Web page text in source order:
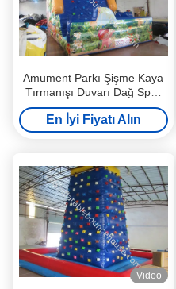
Amument Parkı Şişme Kaya
Tırmanışı Duvarı Dağ Spor
Oyunları 5 X 4 X 6m
En İyi Fiyatı Alın
Video